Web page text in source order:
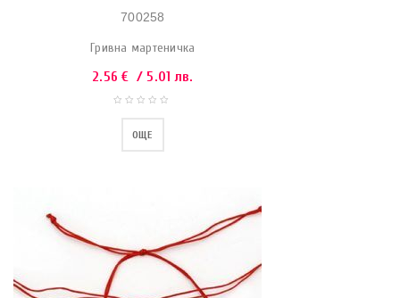
700258
Гривна мартеничка
2.56€ / 5.01 лв.
ОЩЕ